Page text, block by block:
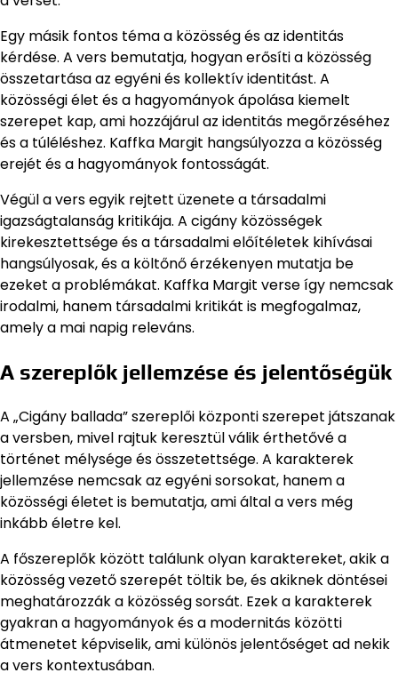
Egy másik fontos téma a közösség és az identitás
kérdése. A vers bemutatja, hogyan erősíti a közösség
összetartása az egyéni és kollektív identitást. A
közösségi élet és a hagyományok ápolása kiemelt
szerepet kap, ami hozzájárul az identitás megőrzéséhez
és a túléléshez. Kaffka Margit hangsúlyozza a közösség
erejét és a hagyományok fontosságát.
Végül a vers egyik rejtett üzenete a társadalmi
igazságtalanság kritikája. A cigány közösségek
kirekesztettsége és a társadalmi előítéletek kihívásai
hangsúlyosak, és a költőnő érzékenyen mutatja be
ezeket a problémákat. Kaffka Margit verse így nemcsak
irodalmi, hanem társadalmi kritikát is megfogalmaz,
amely a mai napig releváns.
A szereplők jellemzése és jelentőségük
A „Cigány ballada” szereplői központi szerepet játszanak
a versben, mivel rajtuk keresztül válik érthetővé a
történet mélysége és összetettsége. A karakterek
jellemzése nemcsak az egyéni sorsokat, hanem a
közösségi életet is bemutatja, ami által a vers még
inkább életre kel.
A főszereplők között találunk olyan karaktereket, akik a
közösség vezető szerepét töltik be, és akiknek döntései
meghatározzák a közösség sorsát. Ezek a karakterek
gyakran a hagyományok és a modernitás közötti
átmenetet képviselik, ami különös jelentőséget ad nekik
a vers kontextusában.